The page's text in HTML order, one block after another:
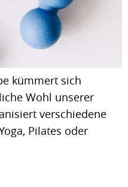
kümmert sich
Wohl unserer
verschiedene
Pilates oder